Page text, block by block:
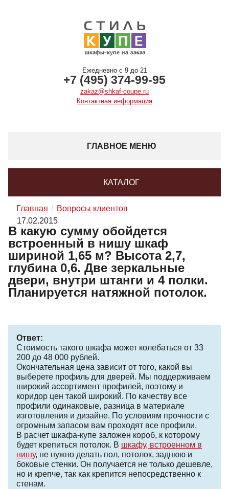
Ежедневно с 9 до 21
+7 (495) 374-99-95
zakaz@shkaf-coupe.ru
Контактная информация
ГЛАВНОЕ МЕНЮ
КАТАЛОГ
Главная
Вопросы клиентов
17.02.2015
В какую сумму обойдется
встроенный в нишу шкаф
шириной 1,65 м? Высота 2,7,
глубина 0,6. Две зеркальные
двери, внутри штанги и 4 полки.
Планируется натяжной потолок.
Ответ:
Стоимость такого шкафа может колебаться от 33
200 до 48 000 рублей.
Окончательная цена зависит от того, какой вы
выберете профиль для дверей. Мы поддерживаем
широкий ассортимент профилей, поэтому и
коридор цен такой широкий. По качеству все
профили одинаковые, разница в материале
изготовления и дизайне. По условиям прочности с
огромным запасом вам проходят все профили.
В расчет шкафа-купе заложен короб, к которому
будет крепиться потолок. В шкафу, встроенном в
нишу, не нужно делать пол, потолок, заднюю и
боковые стенки. Он получается не только дешевле,
но и крепче, так как крепится непосредственно к
стенам.